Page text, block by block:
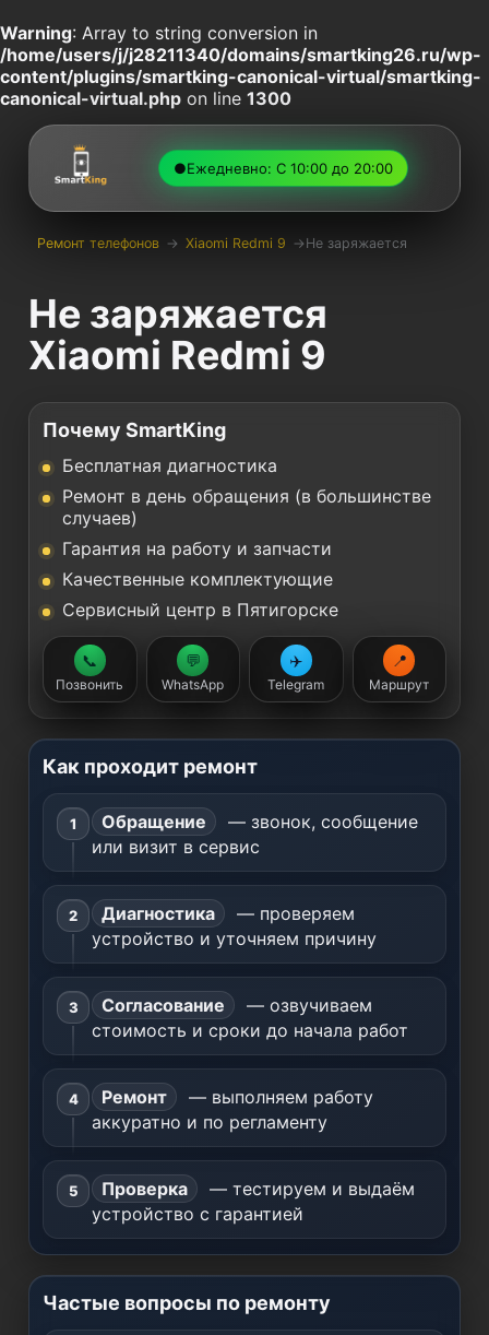
Warning: Array to string conversion in
/home/users/j/j28211340/domains/smartking26.ru/wp-
content/plugins/smartking-canonical-virtual/smartking-
canonical-virtual.php on line 1300
●Ежедневно: С 10:00 до 20:00
Ремонт телефонов → Xiaomi Redmi 9 → Не заряжается
Не заряжается
Xiaomi Redmi 9
Почему SmartKing
Бесплатная диагностика
Ремонт в день обращения (в большинстве
случаев)
Гарантия на работу и запчасти
Качественные комплектующие
Сервисный центр в Пятигорске
📞
Позвонить
💬
WhatsApp
✈️
Telegram
📍
Маршрут
Как проходит ремонт
Обращение
— звонок, сообщение
или визит в сервис
Диагностика
— проверяем
устройство и уточняем причину
Согласование
— озвучиваем
стоимость и сроки до начала работ
Ремонт
— выполняем работу
аккуратно и по регламенту
Проверка
— тестируем и выдаём
устройство с гарантией
Частые вопросы по ремонту